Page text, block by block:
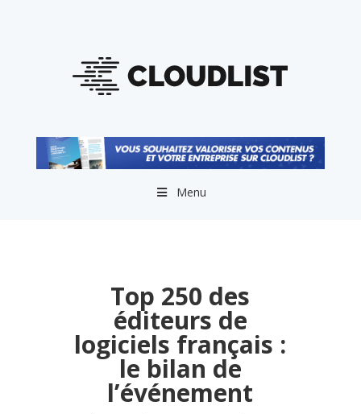
Menu
Top 250 des
éditeurs de
logiciels français :
le bilan de
l’événement